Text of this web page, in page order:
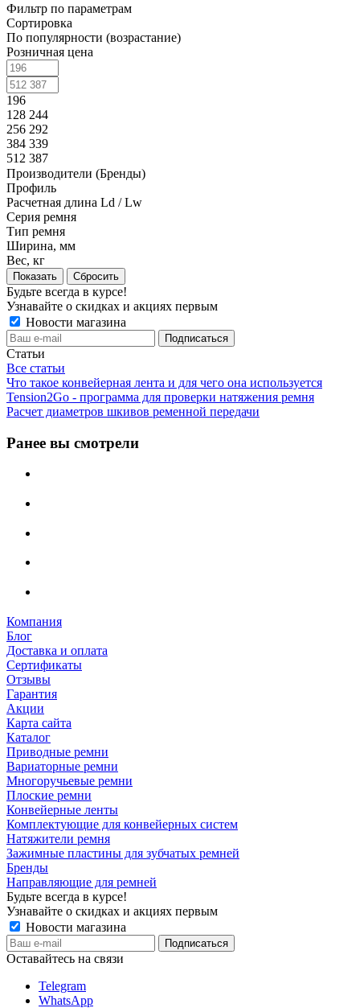
Фильтр по параметрам
Сортировка
По популярности (возрастание)
Розничная цена
196
128 244
256 292
384 339
512 387
Производители (Бренды)
Профиль
Расчетная длина Ld / Lw
Серия ремня
Тип ремня
Ширина, мм
Вес, кг
Сбросить
Будьте всегда в курсе!
Узнавайте о скидках и акциях первым
Новости магазина
Статьи
Все статьи
Что такое конвейерная лента и для чего она используется
Tension2Go - программа для проверки натяжения ремня
Расчет диаметров шкивов ременной передачи
Ранее вы смотрели
Компания
Блог
Доставка и оплата
Сертификаты
Отзывы
Гарантия
Акции
Карта сайта
Каталог
Приводные ремни
Вариаторные ремни
Многоручьевые ремни
Плоские ремни
Конвейерные ленты
Комплектующие для конвейерных систем
Натяжители ремня
Зажимные пластины для зубчатых ремней
Бренды
Направляющие для ремней
Будьте всегда в курсе!
Узнавайте о скидках и акциях первым
Новости магазина
Оставайтесь на связи
Telegram
WhatsApp